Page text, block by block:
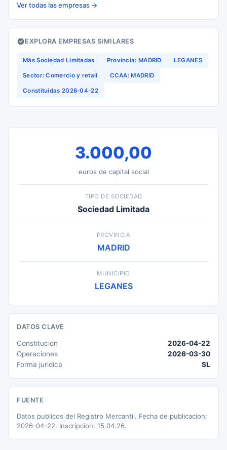
Ver todas las empresas →
EXPLORA EMPRESAS SIMILARES
Más Sociedad Limitadas Provincia: MADRID LEGANES
Sector: Comercio y retail CCAA: MADRID
Constituidas 2026-04-22
3.000,00
euros de capital social
TIPO DE SOCIEDAD
Sociedad Limitada
PROVINCIA
MADRID
MUNICIPIO
LEGANES
DATOS CLAVE
Constitucion
2026-04-22
Operaciones
2026-03-30
Forma juridica
SL
FUENTE
Datos publicos del Registro Mercantil. Fecha de publicacion:
2026-04-22. Inscripcion: 15.04.26.